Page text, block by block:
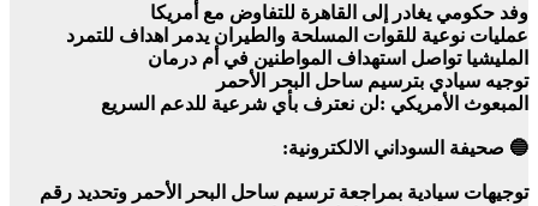
وفد حكومي يغادر إلى القاهرة للتفاوض مع أمريكا
عمليات نوعية للقوات المسلحة والطيران يدمر اهداف للتمرد
المليشيا تواصل استهداف المواطنين في أم درمان
توجيه سيادي بترسيم ساحل البحر الأحمر
المبعوث الأمريكي :لن نعترف بأي شرعية للدعم السريع
🔵 صحيفة السوداني الالكترونية:
توجيهات سيادية بمراجعة ترسيم ساحل البحر الأحمر وتحديد رقم